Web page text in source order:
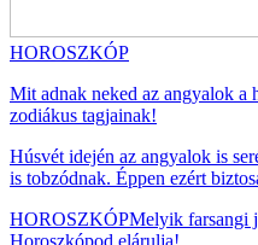
HOROSZKÓP
Mit adnak neked az angyalok a
zodiákus tagjainak!
Húsvét idején az angyalok is
is tobzódnak. Éppen ezért
HOROSZKÓPMelyik farsangi
Horoszkópod elárulja!